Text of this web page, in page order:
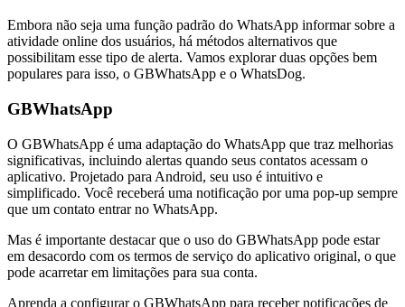
Embora não seja uma função padrão do WhatsApp informar sobre a
atividade online dos usuários, há métodos alternativos que
possibilitam esse tipo de alerta. Vamos explorar duas opções bem
populares para isso, o GBWhatsApp e o WhatsDog.
GBWhatsApp
O GBWhatsApp é uma adaptação do WhatsApp que traz melhorias
significativas, incluindo alertas quando seus contatos acessam o
aplicativo. Projetado para Android, seu uso é intuitivo e
simplificado. Você receberá uma notificação por uma pop-up sempre
que um contato entrar no WhatsApp.
Mas é importante destacar que o uso do GBWhatsApp pode estar
em desacordo com os termos de serviço do aplicativo original, o que
pode acarretar em limitações para sua conta.
Aprenda a configurar o GBWhatsApp para receber notificações de